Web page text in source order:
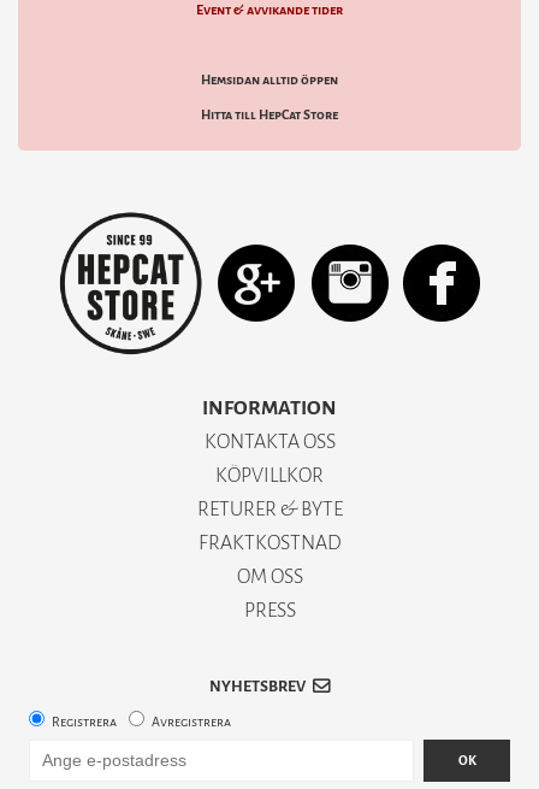
Event & avvikande tider
Hemsidan alltid öppen
Hitta till HepCat Store
INFORMATION
KONTAKTA OSS
KÖPVILLKOR
RETURER & BYTE
FRAKTKOSTNAD
OM OSS
PRESS
NYHETSBREV
Registrera Avregistrera
OK